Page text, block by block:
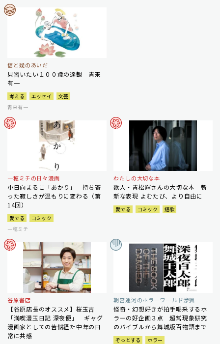
信と疑のあいだ
見習いたい１００歳の達観 青来
有一
考える エッセイ
文芸
青来有一
一穂ミチの日々漫画
小日向まるこ「あかり」 持ち寄
った寂しさが温もりに変わる（第
14回）
愛でる
コミック
一穂ミチ
わたしの大切な本
歌人・青松輝さんの大切な本 斬
新な表現 よむたび、より自由に
愛でる コミック 短歌
谷原書店
【谷原店長のオススメ】桜玉吉
「満喫漫玉日記 深夜便」 ギャグ
漫画家としての苦悩経た中年の日
常に共感
朝宮運河のホラーワールド渉猟
怪奇・幻想好きが拍手喝采するホ
ラーの好企画３点 超常現象研究
のバイブルから舞城版百物語まで
ぞっとする
ホラー